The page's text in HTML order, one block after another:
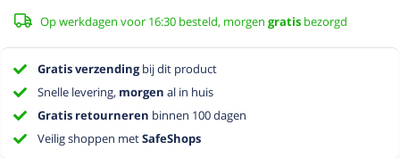
Op werkdagen voor 16:30 besteld, morgen gratis bezorgd
Gratis verzendingbij dit product
Snelle levering, morgen al in huis
Gratis retourneren binnen 100 dagen
Veilig shoppen metSafeShops